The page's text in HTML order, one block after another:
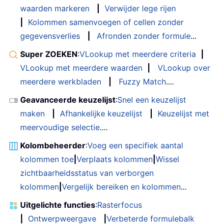
waarden markeren
Verwijder lege rijen
Kolommen samenvoegen of cellen zonder
gegevensverlies
Afronden zonder formule...
Super ZOEKEN:VLookup met meerdere criteria
VLookup met meerdere waarden
VLookup over
meerdere werkbladen
Fuzzy Match....
Geavanceerde keuzelijst:Snel een keuzelijst
maken
Afhankelijke keuzelijst
Keuzelijst met
meervoudige selectie....
Kolombeheerder:Voeg een specifiek aantal
kolommen toe Verplaats kolommen Wissel
zichtbaarheidsstatus van verborgen
kolommen Vergelijk bereiken en kolommen...
Uitgelichte functies:Rasterfocus
Ontwerpweergave
Verbeterde formulebalk